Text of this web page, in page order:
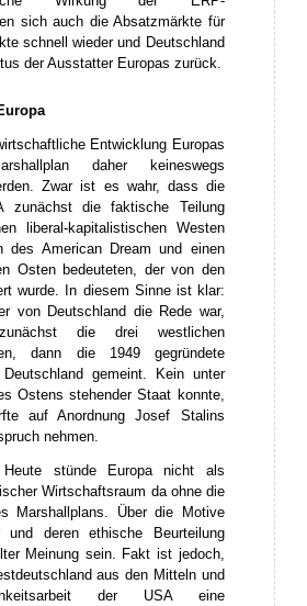
sich auch die Absatzmärkte für
schnell wieder und Deutschland
der Ausstatter Europas zurück.
Entwicklung Europas
daher keineswegs
Zwar ist es wahr, dass die
zunächst die faktische Teilung
liberal-kapitalistischen Westen
des American Dream und einen
Osten bedeuteten, der von den
wurde. In diesem Sinne ist klar:
von Deutschland die Rede war,
die drei westlichen
dann die 1949 gegründete
Deutschland gemeint. Kein unter
Ostens stehender Staat konnte,
auf Anordnung Josef Stalins
nehmen.
Heute stünde Europa nicht als
Wirtschaftsraum da ohne die
Marshallplans. Über die Motive
und deren ethische Beurteilung
Meinung sein. Fakt ist jedoch,
aus den Mitteln und
der USA eine